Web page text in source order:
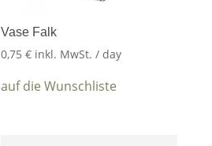
Vase Falk
0,75 € inkl. MwSt. / day
auf die Wunschliste